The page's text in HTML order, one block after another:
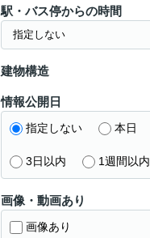
駅・バス停からの時間
建物構造
情報公開日
指定しない 本日
3日以内 1週間以内
画像・動画あり
画像あり